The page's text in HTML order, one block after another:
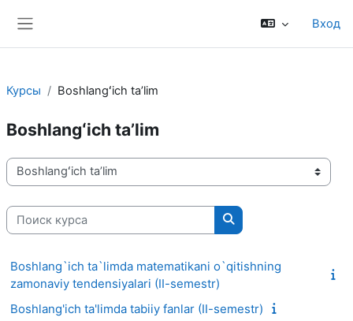
Вход
Курсы Boshlangʻich taʼlim
Boshlangʻich taʼlim
Категории курсов
Поиск курса
Поиск курса
Boshlang`ich ta`limda matematikani o`qitishning
zamonaviy tendensiyalari (II-semestr)
Boshlang'ich ta'limda tabiiy fanlar (II-semestr)